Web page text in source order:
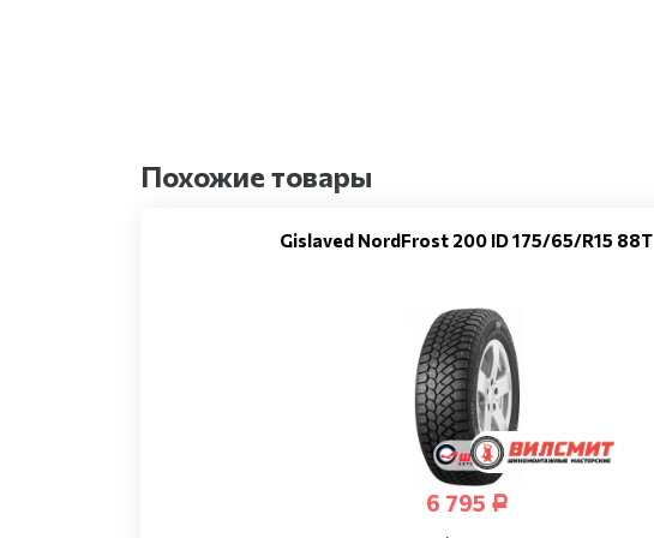
Похожие товары
Gislaved NordFrost 200 ID 175/65/R15 88T
6 795 Р